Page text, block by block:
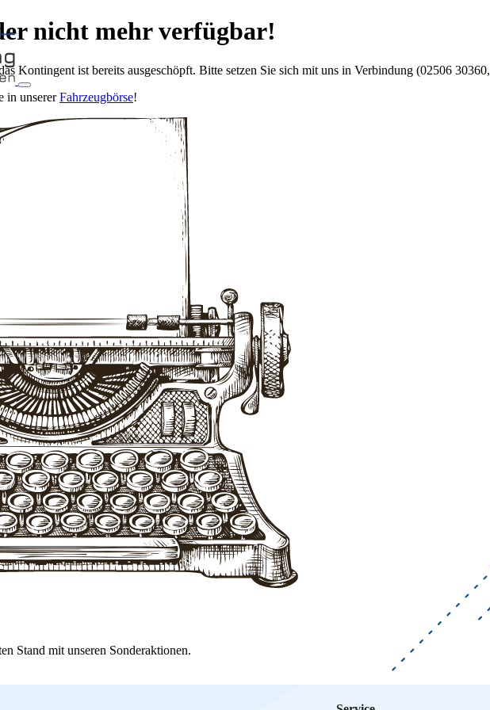
nicht mehr verfügbar!
Kontingent ist bereits ausgeschöpft. Bitte setzen Sie sich mit uns in Verbindung (02506 30360,
in unsererFahrzeugbörse!
Stand mit unseren Sonderaktionen.